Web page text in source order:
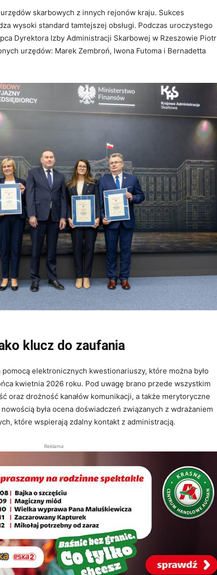
urzędów skarbowych z innych rejonów kraju. Sukces
wysoki standard tamtejszej obsługi. Podczas uroczystego
Dyrektora Izby Administracji Skarbowej w Rzeszowie Piotr
urzędów: Marek Zembroń, Iwona Futoma i Bernadetta
klucz do zaufania
elektronicznych kwestionariuszy, które można było
kwietnia 2026 roku. Pod uwagę brano przede wszystkim
oraz drożność kanałów komunikacji, a także merytoryczne
była ocena doświadczeń związanych z wdrażaniem
które wspierają zdalny kontakt z administracją.
Reklama